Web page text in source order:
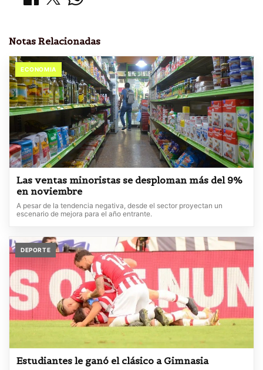
Notas Relacionadas
ECONOMIA
Las ventas minoristas se desploman más del 9%
en noviembre
A pesar de la tendencia negativa, desde el sector proyectan un
escenario de mejora para el año entrante.
DEPORTE
Estudiantes le ganó el clásico a Gimnasia